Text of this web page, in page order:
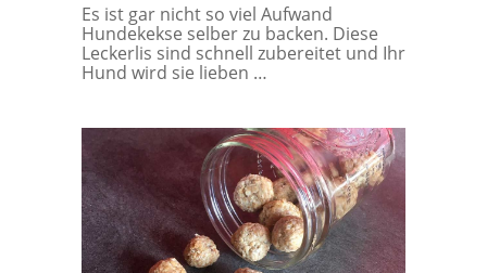
Es ist gar nicht so viel Aufwand
Hundekekse selber zu backen. Diese
Leckerlis sind schnell zubereitet und Ihr
Hund wird sie lieben …